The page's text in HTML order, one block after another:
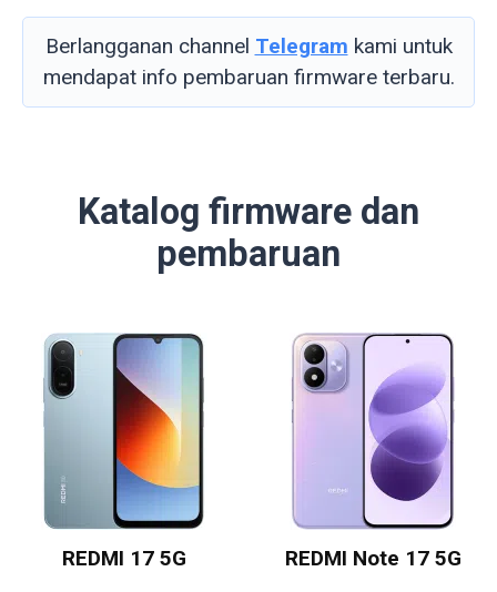
Berlangganan channel Telegram kami untuk
mendapat info pembaruan firmware terbaru.
Katalog firmware dan
pembaruan
REDMI 17 5G REDMI Note 17 5G